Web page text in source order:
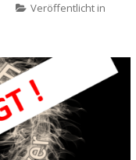
Veröffentlicht in